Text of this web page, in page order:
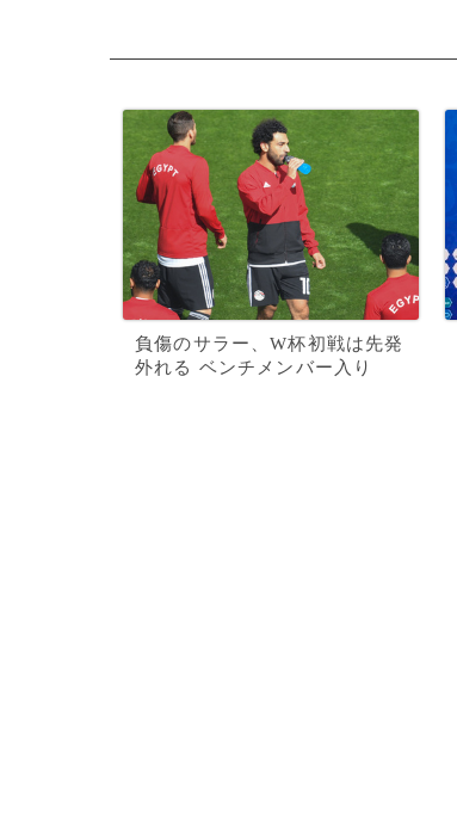
負傷のサラー、W杯初戦は先発
外れる ベンチメンバー入り